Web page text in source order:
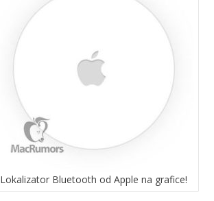
Lokalizator Bluetooth od Apple na grafice!